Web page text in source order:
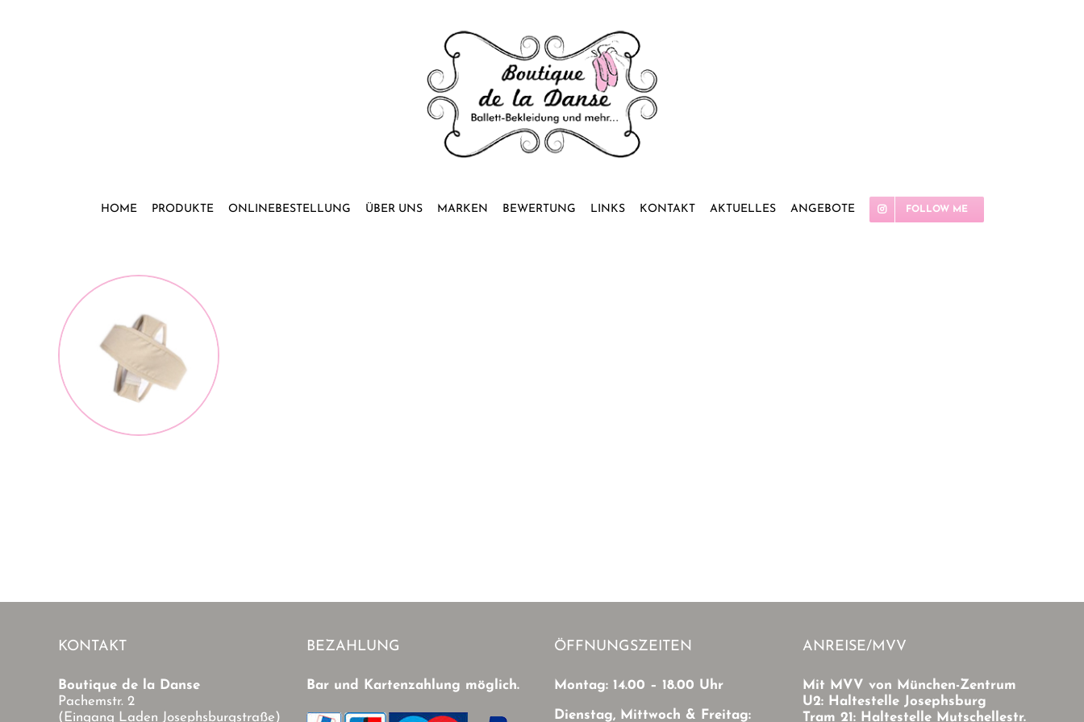
HOME PRODUKTE ONLINEBESTELLUNG ÜBER UNS MARKEN BEWERTUNG LINKS KONTAKT AKTUELLES ANGEBOTE FOLLOW ME
KONTAKT
Boutique de la Danse
Pachemstr. 2
(Eingang Laden Josephsburgstraße)
BEZAHLUNG
Bar und Kartenzahlung möglich.
ÖFFNUNGSZEITEN
Montag: 14.00 – 18.00 Uhr
Dienstag, Mittwoch & Freitag:
ANREISE/MVV
Mit MVV von München-Zentrum
U2: Haltestelle Josephsburg
Tram 21: Haltestelle Mutschellestr.